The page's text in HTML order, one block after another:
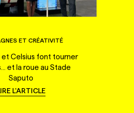
ET CRÉATIVITÉ
et Celsius font tourner
et la roue au Stade
Saputo
L'ARTICLE